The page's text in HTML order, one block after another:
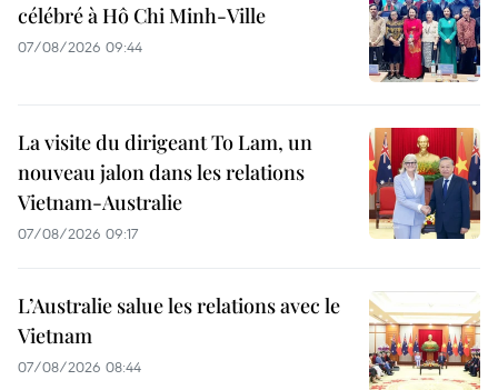
célébré à Hô Chi Minh-Ville
07/08/2026 09:44
La visite du dirigeant To Lam, un
nouveau jalon dans les relations
Vietnam-Australie
07/08/2026 09:17
L’Australie salue les relations avec le
Vietnam
07/08/2026 08:44